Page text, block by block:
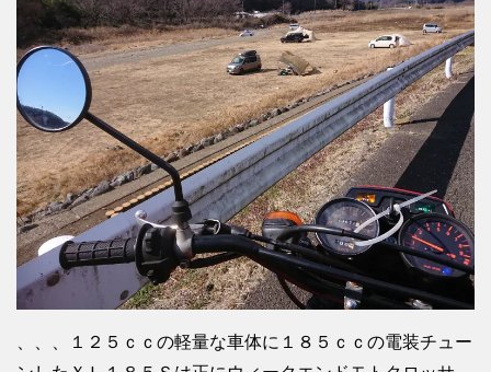
、、、１２５ｃｃの軽量な車体に１８５ｃｃの電装チュー